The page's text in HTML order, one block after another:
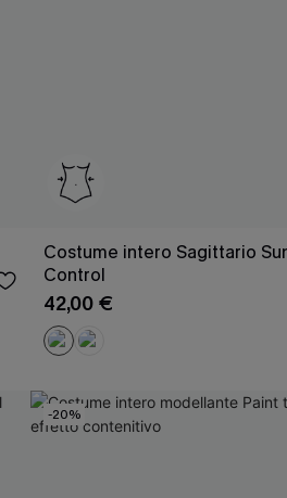
Costume intero Sagittario
Control
42,00 €
-20%